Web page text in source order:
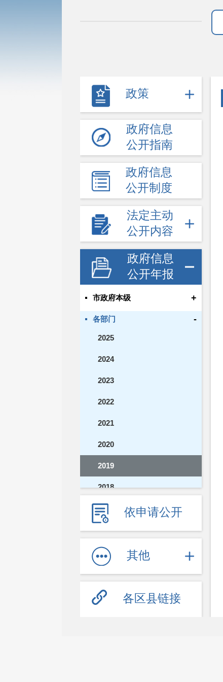
政策
政府信息
公开指南
政府信息
公开制度
法定主动
公开内容
政府信息
公开年报
市政府本级 +
各部门 -
2025
2024
2023
2022
2021
2020
2019
2018
2017
2016
2015
2014
2013
依申请公开
其他
各区县链接